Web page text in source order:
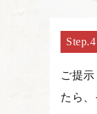
ご提
たら